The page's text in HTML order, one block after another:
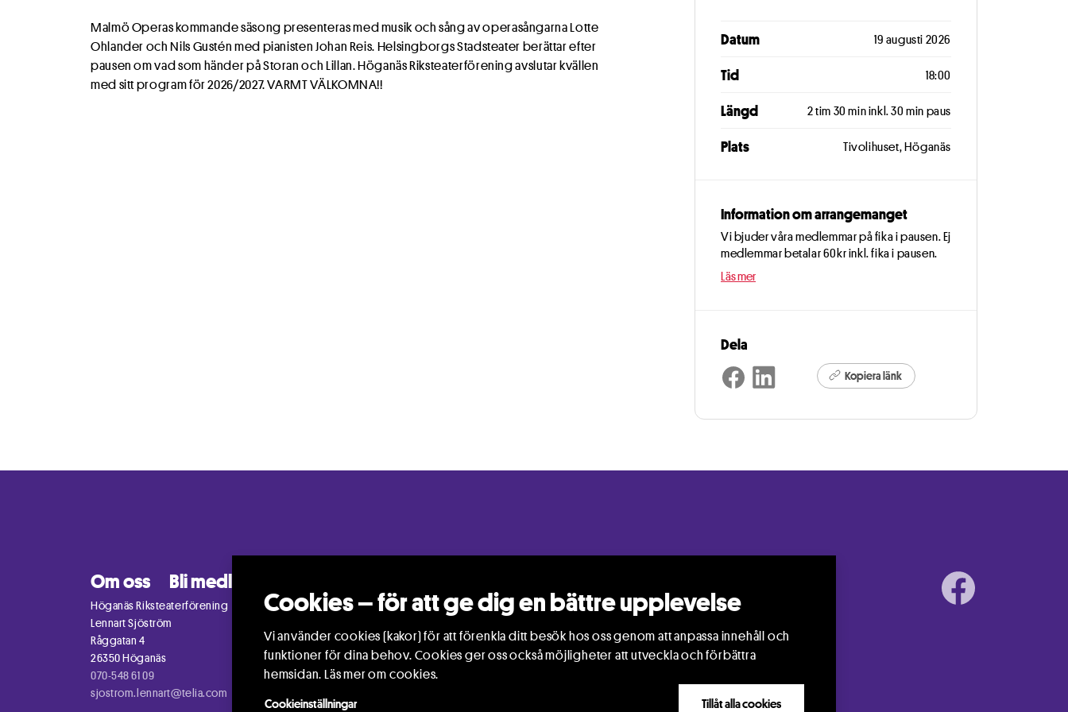
Datum 19 augusti 2026
Tid 18:00
Längd 2 tim 30 min inkl. 30 min paus
Plats Tivolihuset, Höganäs
Information om arrangemanget
Vi bjuder våra medlemmar på fika i pausen. Ej
medlemmar betalar 60kr inkl. fika i pausen.
Läs mer
Dela
Kopiera länk
Malmö Operas kommande säsong presenteras med musik och sång av operasångarna Lotte
Ohlander och Nils Gustén med pianisten Johan Reis. Helsingborgs Stadsteater berättar efter
pausen om vad som händer på Storan och Lillan. Höganäs Riksteaterförening avslutar kvällen
med sitt program för 2026/2027. VARMT VÄLKOMNA!!
Om oss Bli medlem
Höganäs Riksteaterförening
Lennart Sjöström
Råggatan 4
26350 Höganäs
070-548 61 09
sjostrom.lennart@telia.com